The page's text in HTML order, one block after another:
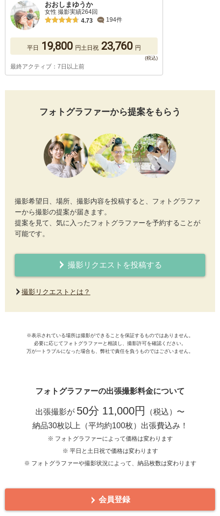
おおしまゆうか
女性 撮影実績264回
4.73
194件
平日 19,800 円土日祝 23,760 円
最終アクティブ：7日以上前
フォトグラファーから提案をもらう
撮影希望日、場所、撮影内容を投稿すると、フォトグラファ
ーから撮影の提案が届きます。
提案を見て、気に入ったフォトグラファーを予約することが
可能です。
撮影リクエストを投稿する
撮影リクエストとは？
※表示されている場所は撮影ができることを保証するものではありません。
必要に応じてフォトグラファーと相談し、撮影許可を確認ください。
万が一トラブルになった場合も、弊社で責任を負うものではございません。
フォトグラファーの出張撮影料金について
出張撮影が 50分 11,000円
（税込）〜
納品30枚以上（平均約100枚）出張費込み！
※ フォトグラファーによって価格は変わります
※ 平日と土日祝で価格は変わります
※ フォトグラファーや撮影状況によって、納品枚数は変わります
会員登録